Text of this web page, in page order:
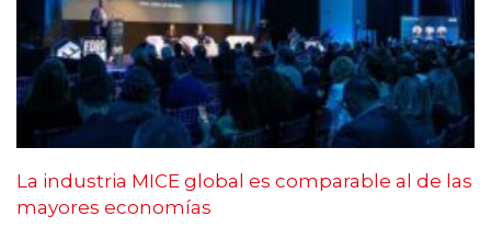
La industria MICE global es comparable al de las
mayores economías